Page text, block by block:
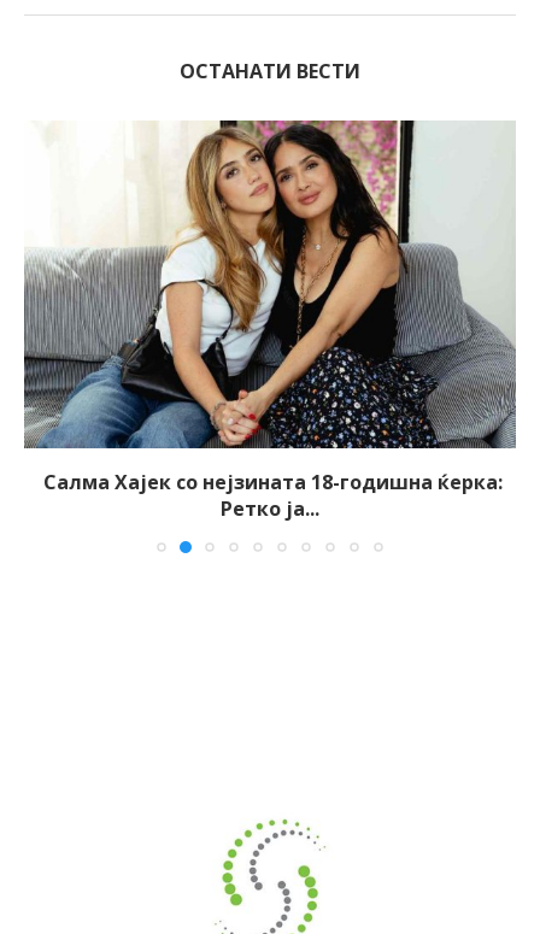
ОСТАНАТИ ВЕСТИ
Салма Хајек со нејзината 18-годишна ќерка:
Ретко ја...